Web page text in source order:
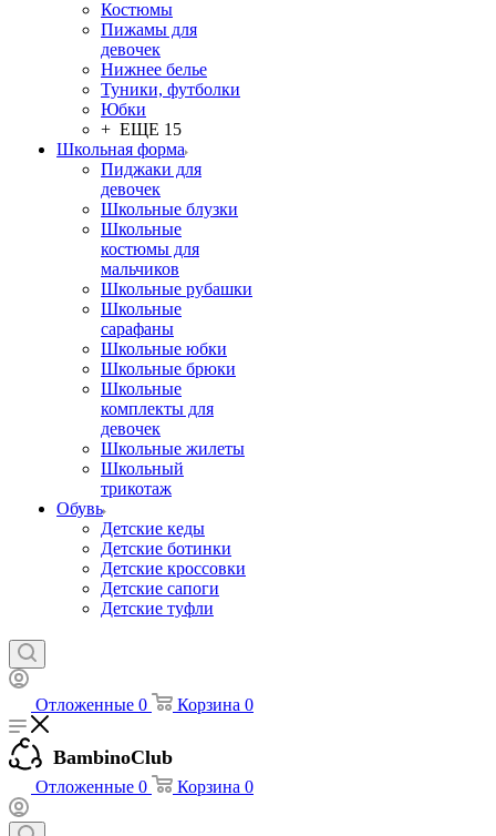
Костюмы
Пижамы для
девочек
Нижнее белье
Туники, футболки
Юбки
+ ЕЩЕ 15
Школьная форма
Пиджаки для
девочек
Школьные блузки
Школьные
костюмы для
мальчиков
Школьные рубашки
Школьные
сарафаны
Школьные юбки
Школьные брюки
Школьные
комплекты для
девочек
Школьные жилеты
Школьный
трикотаж
Обувь
Детские кеды
Детские ботинки
Детские кроссовки
Детские сапоги
Детские туфли
Отложенные 0 Корзина 0
BambinoClub
Отложенные 0 Корзина 0